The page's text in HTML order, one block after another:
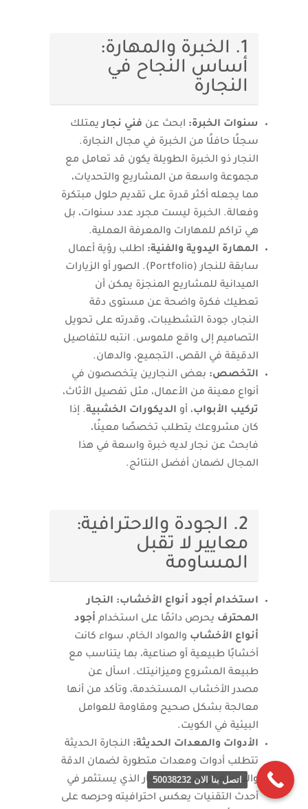
1. الخبرة والمهارة:
أساس النجاح في
النجارة
سنوات الخبرة: ابحث عن فني نجاريمتلك
سجلًا حافلًا من الخبرة في مجال النجارة.
النجار ذو الخبرة الطويلة يكون قد تعامل مع
مجموعة واسعة من المشاريع والتحديات،
مما يجعله أكثر قدرة على تقديم حلول مبتكرة
وفعالة. الخبرة ليست مجرد عدد سنوات، بل
هي تراكم للمهارات والمعرفة العملية.
المهارة اليدوية والفنية: اطلب رؤية أعمال
سابقة للنجار (Portfolio). الصور أو الزيارات
الميدانية للمشاريع المنجزة يمكن أن
تعطيك فكرة واضحة عن مستوى دقة
النجار، جودة التشطيبات، وقدرته على تحويل
التصاميم إلى واقع ملموس. انتبه للتفاصيل
الدقيقة في القص، التجميع، والدهان.
التخصص: بعض النجارين يتخصصون في
أنواع معينة من الأعمال، مثل تفصيل الأثاث،
تركيب الأبواب، أو الديكورات الخشبية. إذا
كان مشروعك يتطلب تخصصًا معينًا،
فابحث عن نجار لديه خبرة واسعة في هذا
المجال لضمان أفضل النتائج.
2. الجودة والاحترافية:
معايير لا تقبل
المساومة
استخدام أجود أنواع الأخشاب: النجار
المحترف يحرص دائمًا على استخدام أجود
أنواع الأخشاب والمواد الخام، سواء كانت
أخشابًا طبيعية أو صناعية، بما يتناسب مع
طبيعة المشروع وميزانيتك. اسأل عن
مصدر الأخشاب المستخدمة، وتأكد من أنها
معالجة بشكل صحيح ومقاومة للعوامل
البيئية في الكويت.
الأدوات والمعدات الحديثة: النجارة الحديثة
تتطلب أدوات ومعدات متطورة لضمان الدقة
والسرعة في الإنجاز. النجار الذي يستثمر في
أحدث التقنيات يعكس احترافيته وحرصه على
اتصل بنا الان 50038232